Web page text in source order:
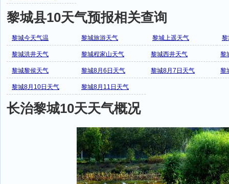
黎城县10天气预报相关查询
黎城今天气温 黎城旅游天气 黎城上遥天气
黎城洪井天气 黎城程家山天气 黎城西井天气 黎
黎城黎侯天气 黎城8月6日天气 黎城8月7日天气 黎
黎城8月10日天气 黎城8月11日天气
长治黎城10天天气概况